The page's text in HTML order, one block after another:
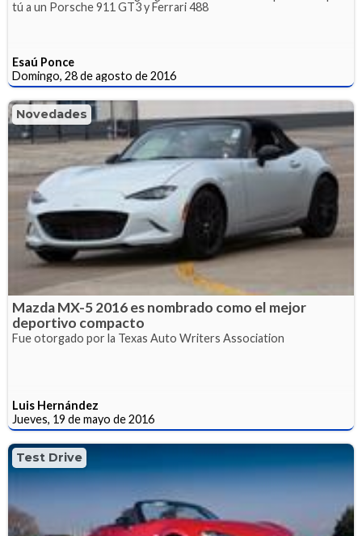
tú a un Porsche 911 GT3 y Ferrari 488
Esaú Ponce
Domingo, 28 de agosto de 2016
Novedades
Mazda MX-5 2016 es nombrado como el mejor
deportivo compacto
Fue otorgado por la Texas Auto Writers Association
Luis Hernández
Jueves, 19 de mayo de 2016
Test Drive